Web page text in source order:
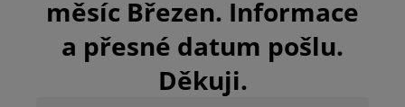
měsíc Březen. Informace
a přesné datum pošlu.
Děkuji.